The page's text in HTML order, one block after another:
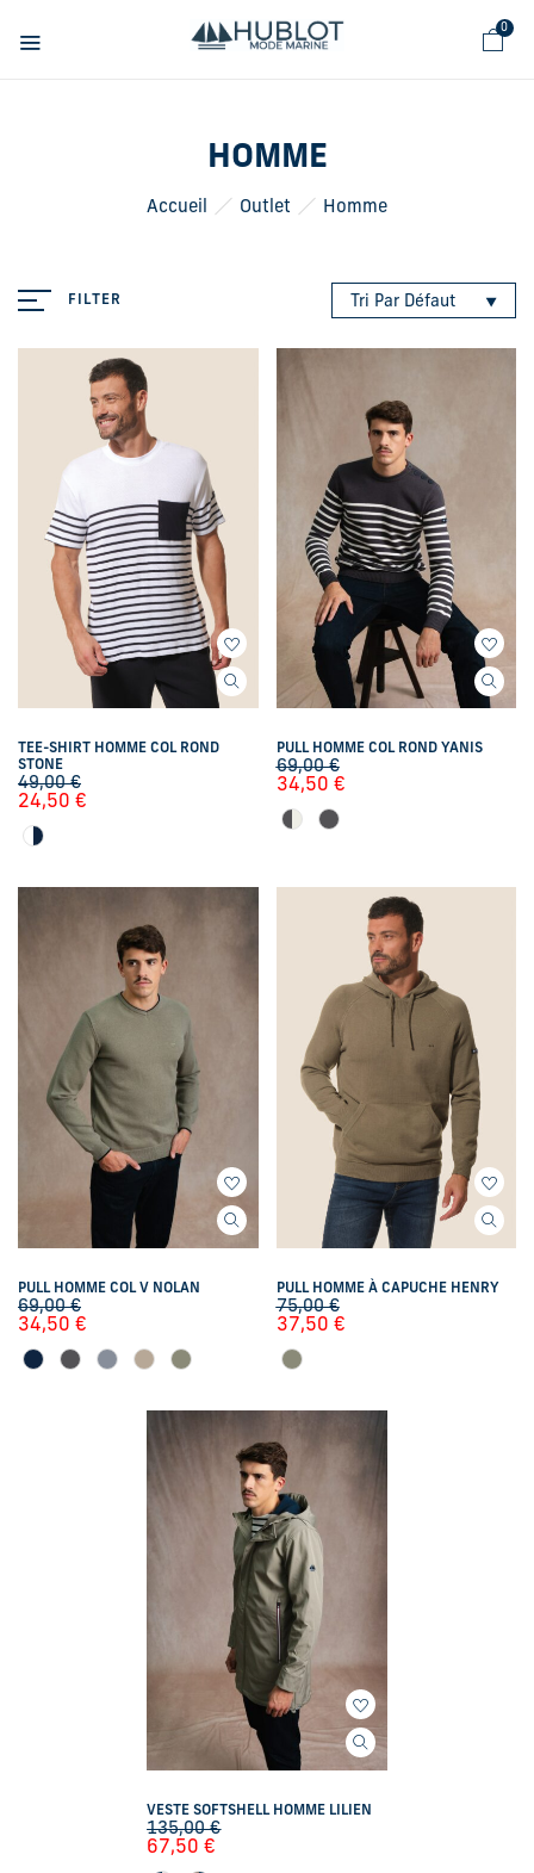
0
HOMME
Accueil Outlet Homme
FILTER Tri Par Défaut
TEE-SHIRT HOMME COL ROND
STONE
49,00€
24,50 €
PULL HOMME COL ROND YANIS
69,00€
34,50 €
PULL HOMME COL V NOLAN
69,00€
34,50 €
PULL HOMME À CAPUCHE HENRY
75,00€
37,50 €
VESTE SOFTSHELL HOMME LILIEN
135,00€
67,50€
Panneau de gestion des cookies